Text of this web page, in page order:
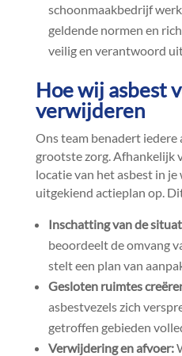
schoonmaakbedrijf
geldende normen en
veilig en verantwoord
Hoe wij asbest
verwijderen
Ons team benadert iedere
grootste zorg.​ Afhankelijk
locatie van het asbest in
uitgekiend actieplan op.​
Inschatting van de
beoordeelt de omvang
stelt een plan van
Gesloten ruimtes
asbestvezels zich
getroffen gebieden
Verwijdering en afvoer: